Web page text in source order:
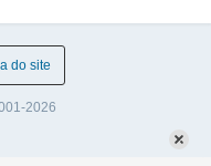
do site
2026